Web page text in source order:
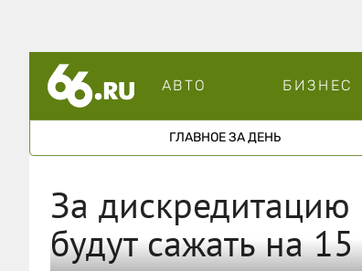
АВТО БИЗНЕС
ГЛАВНОЕ ЗА ДЕНЬ
За
будут сажать на 15